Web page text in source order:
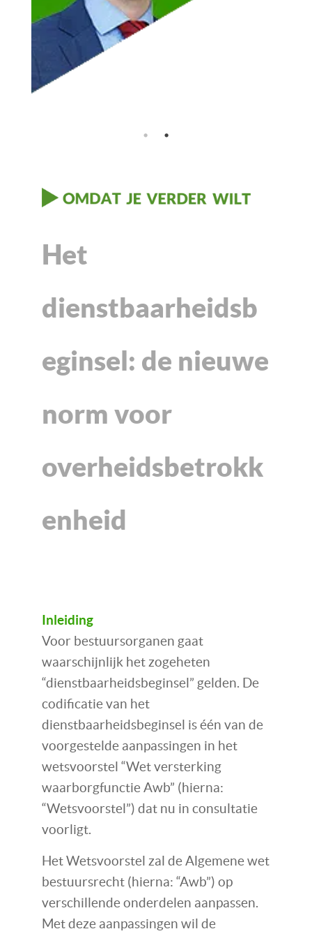
Het
dienstbaarheidsb
eginsel: de nieuwe
norm voor
overheidsbetrokk
enheid
Inleiding
Voor bestuursorganen gaat
waarschijnlijk het zogeheten
“dienstbaarheidsbeginsel” gelden. De
codificatie van het
dienstbaarheidsbeginsel is één van de
voorgestelde aanpassingen in het
wetsvoorstel “Wet versterking
waarborgfunctie Awb” (hierna:
“Wetsvoorstel”) dat nu in consultatie
voorligt.
Het Wetsvoorstel zal de Algemene wet
bestuursrecht (hierna: “Awb”) op
verschillende onderdelen aanpassen.
Met deze aanpassingen wil de